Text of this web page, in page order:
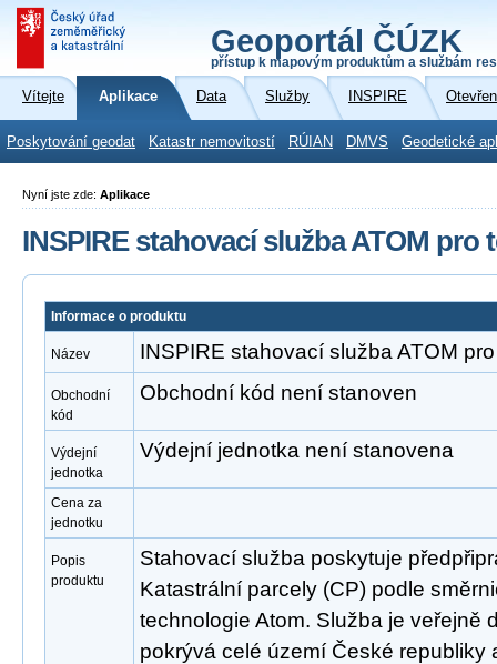
Geoportál ČÚZK
přístup k mapovým produktům a službám
Vítejte Aplikace Data Služby INSPIRE
Poskytování geodat Katastr nemovitostí RÚIAN DMVS Geodetické
Nyní jste zde: Aplikace
INSPIRE stahovací služba ATOM pro
Informace o produktu
Název INSPIRE stahovací služba ATOM
Obchodní
kód
Obchodní kód není stanoven
Výdejní
jednotka
Výdejní jednotka není stanovena
Cena za
jednotku
Popis
produktu
Stahovací služba poskytuje
Katastrální parcely (CP) podle
technologie Atom. Služba je veřejně
pokrývá celé území České republiky